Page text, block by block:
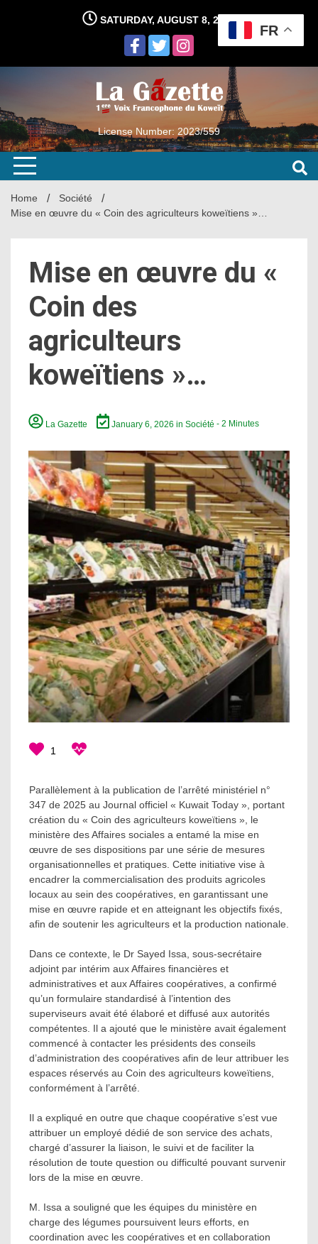
SATURDAY, AUGUST 8, 2026
License Number: 2023/559
Home
Société
Mise en œuvre du « Coin des agriculteurs koweïtiens »…
Mise en œuvre du «
Coin des
agriculteurs
koweïtiens »…
La Gazette January 6, 2026inSociété - 2 Minutes
1
Parallèlement à la publication de l’arrêté ministériel n°
347 de 2025 au Journal officiel « Kuwait Today », portant
création du « Coin des agriculteurs koweïtiens », le
ministère des Affaires sociales a entamé la mise en
œuvre de ses dispositions par une série de mesures
organisationnelles et pratiques. Cette initiative vise à
encadrer la commercialisation des produits agricoles
locaux au sein des coopératives, en garantissant une
mise en œuvre rapide et en atteignant les objectifs fixés,
afin de soutenir les agriculteurs et la production nationale.
Dans ce contexte, le Dr Sayed Issa, sous-secrétaire
adjoint par intérim aux Affaires financières et
administratives et aux Affaires coopératives, a confirmé
qu’un formulaire standardisé à l’intention des
superviseurs avait été élaboré et diffusé aux autorités
compétentes. Il a ajouté que le ministère avait également
commencé à contacter les présidents des conseils
d’administration des coopératives afin de leur attribuer les
espaces réservés au Coin des agriculteurs koweïtiens,
conformément à l’arrêté.
Il a expliqué en outre que chaque coopérative s’est vue
attribuer un employé dédié de son service des achats,
chargé d’assurer la liaison, le suivi et de faciliter la
résolution de toute question ou difficulté pouvant survenir
lors de la mise en œuvre.
M. Issa a souligné que les équipes du ministère en
charge des légumes poursuivent leurs efforts, en
coordination avec les coopératives et en collaboration
FR